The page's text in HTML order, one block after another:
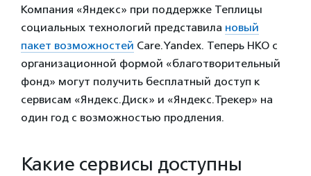
Компания «Яндекс» при поддержке Теплицы
социальных технологий представила новый
пакет возможностей Care.Yandex. Теперь НКО с
организационной формой «благотворительный
фонд» могут получить бесплатный доступ к
сервисам «Яндекс.Диск» и «Яндекс.Трекер» на
один год с возможностью продления.
Какие сервисы доступны